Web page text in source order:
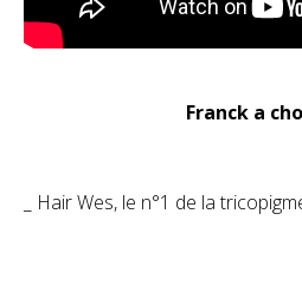
Franck a
_ Hair Wes, le n°1 de la